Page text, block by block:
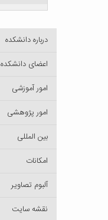
درباره دانشکده
اعضای دانشکده
امور آموزشی
امور پژوهشی
بین المللی
امکانات
آلبوم تصاویر
نقشه سایت